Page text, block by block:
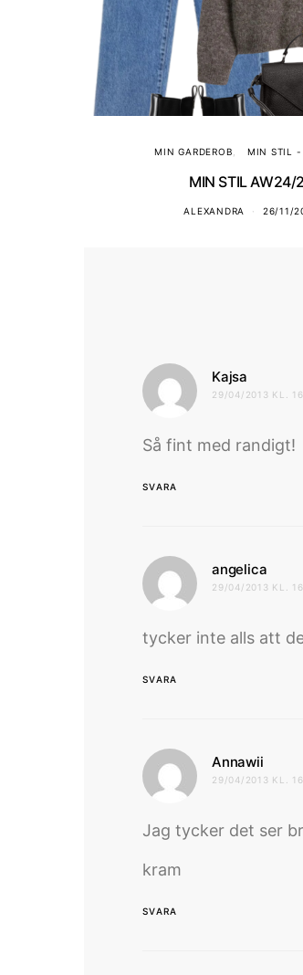
MIN GARDEROB MIN STIL -
MIN STIL AW24/
ALEXANDRA 26/11/
Kajsa
29/04/2013 KL.
Så fint med randigt!
SVARA
angelica
29/04/2013 KL.
tycker inte alls att
SVARA
Annawii
29/04/2013 KL.
Jag tycker det ser
kram
SVARA